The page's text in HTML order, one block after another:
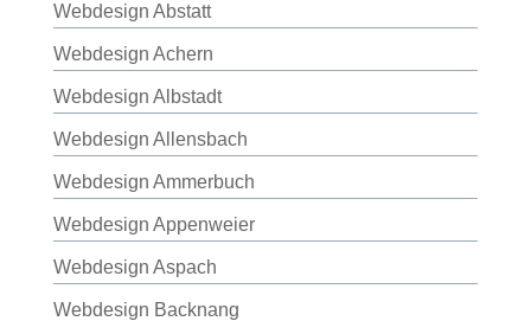
Webdesign Abstatt
Webdesign Achern
Webdesign Albstadt
Webdesign Allensbach
Webdesign Ammerbuch
Webdesign Appenweier
Webdesign Aspach
Webdesign Backnang